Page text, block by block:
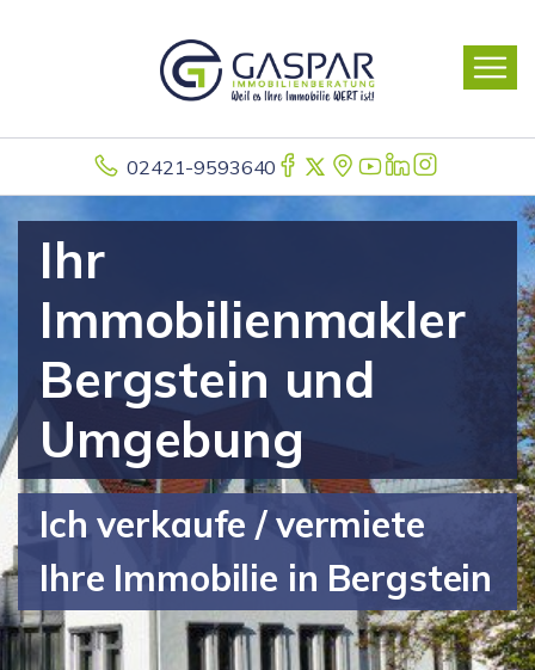
02421-9593640
Ihr
Immobilienmakler
Bergstein und
Umgebung
Ich verkaufe / vermiete
Ihre Immobilie in Bergstein